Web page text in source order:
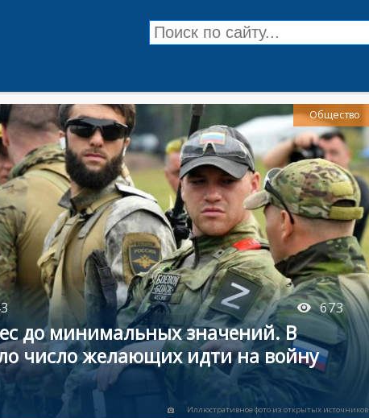
673
до минимальных значений. В
число желающих идти на войну
Иллюстративное фото из открытых источников
Общество